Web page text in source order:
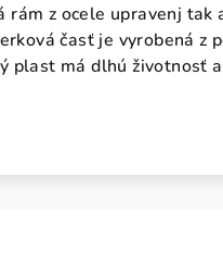
rám z ocele upravenj
časť je vyrobená
plast má dlhú životnosť